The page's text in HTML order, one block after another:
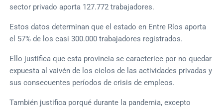
sector privado aporta 127.772 trabajadores.
Estos datos determinan que el estado en Entre Ríos aporta
el 57% de los casi 300.000 trabajadores registrados.
Ello justifica que esta provincia se caracterice por no quedar
expuesta al vaivén de los ciclos de las actividades privadas y
sus consecuentes períodos de crisis de empleos.
También justifica porqué durante la pandemia, excepto